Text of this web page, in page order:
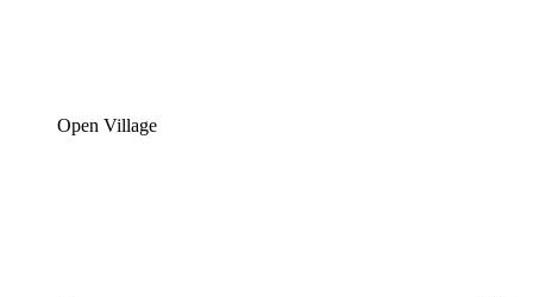
Open Village